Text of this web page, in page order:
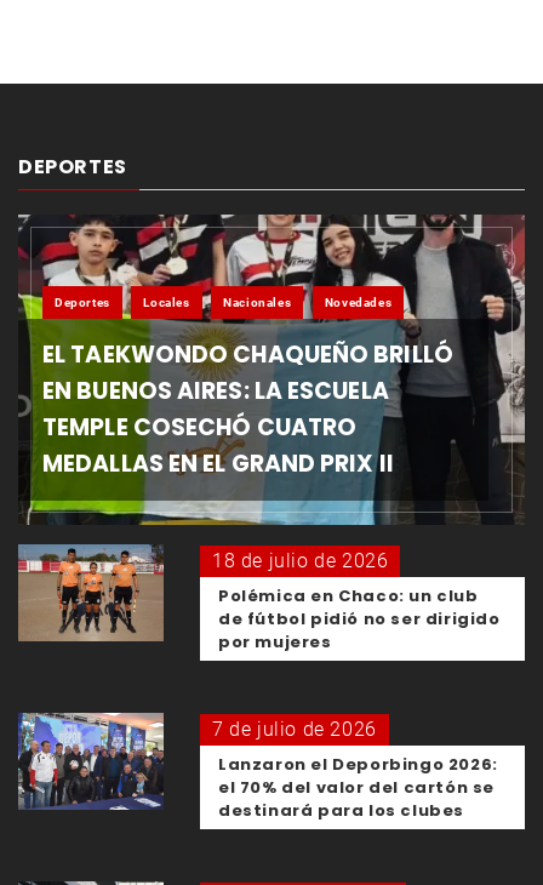
DEPORTES
Deportes Locales Nacionales Novedades
EL TAEKWONDO CHAQUEÑO BRILLÓ
EN BUENOS AIRES: LA ESCUELA
TEMPLE COSECHÓ CUATRO
MEDALLAS EN EL GRAND PRIX II
18 de julio de 2026
Polémica en Chaco: un club
de fútbol pidió no ser dirigido
por mujeres
7 de julio de 2026
Lanzaron el Deporbingo 2026:
el 70% del valor del cartón se
destinará para los clubes